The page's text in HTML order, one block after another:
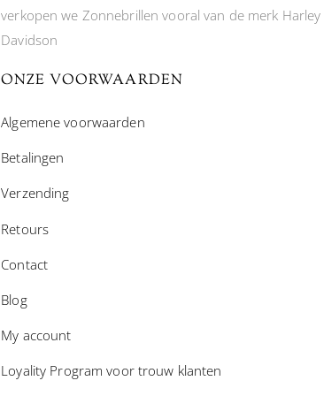
verkopen we Zonnebrillen vooral van de merk Harley
Davidson
ONZE VOORWAARDEN
Algemene voorwaarden
Betalingen
Verzending
Retours
Contact
Blog
My account
Loyality Program voor trouw klanten